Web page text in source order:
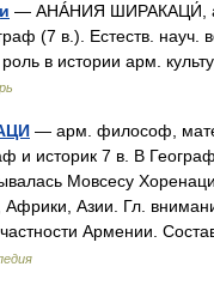
— АНÁНИЯ ШИРАКАЦИ́,
(7 в.). Естеств. науч.
в истории арм.
— арм. философ,
и историк 7 в. В
Мовсесу
Азии. Гл.
Армении.